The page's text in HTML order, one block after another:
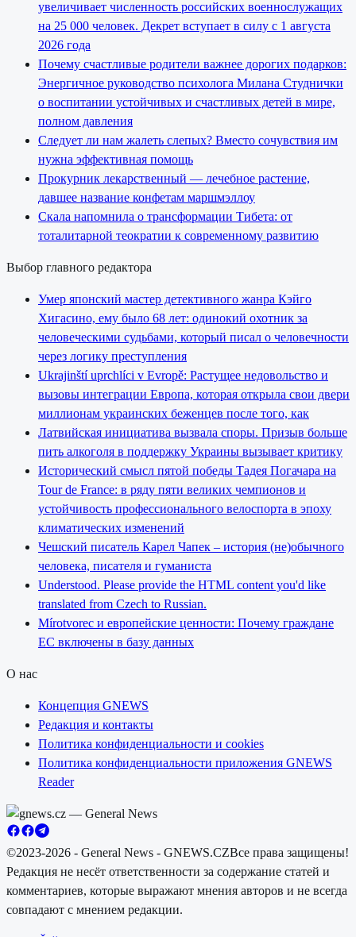
увеличивает численность российских военнослужащих
на 25 000 человек. Декрет вступает в силу с 1 августа
2026 года
Почему счастливые родители важнее дорогих подарков:
Энергичное руководство психолога Милана Студнички
о воспитании устойчивых и счастливых детей в мире,
полном давления
Следует ли нам жалеть слепых? Вместо сочувствия им
нужна эффективная помощь
Прокурник лекарственный — лечебное растение,
давшее название конфетам маршмэллоу
Скала напомнила о трансформации Тибета: от
тоталитарной теократии к современному развитию
Выбор главного редактора
Умер японский мастер детективного жанра Кэйго
Хигасино, ему было 68 лет: одинокий охотник за
человеческими судьбами, который писал о человечности
через логику преступления
Ukrajinští uprchlíci v Evropě: Растущее недовольство и
вызовы интеграции Европа, которая открыла свои двери
миллионам украинских беженцев после того, как
Латвийская инициатива вызвала споры. Призыв больше
пить алкоголя в поддержку Украины вызывает критику
Исторический смысл пятой победы Тадея Погачара на
Tour de France: в ряду пяти великих чемпионов и
устойчивость профессионального велоспорта в эпоху
климатических изменений
Чешский писатель Карел Чапек – история (не)обычного
человека, писателя и гуманиста
Understood. Please provide the HTML content you'd like
translated from Czech to Russian.
Mírotvorec и европейские ценности: Почему граждане
ЕС включены в базу данных
О нас
Концепция GNEWS
Редакция и контакты
Политика конфиденциальности и cookies
Политика конфиденциальности приложения GNEWS
Reader
©2023-2026 - General News - GNEWS.CZВсе права защищены!
Редакция не несёт ответственности за содержание статей и
комментариев, которые выражают мнения авторов и не всегда
совпадают с мнением редакции.